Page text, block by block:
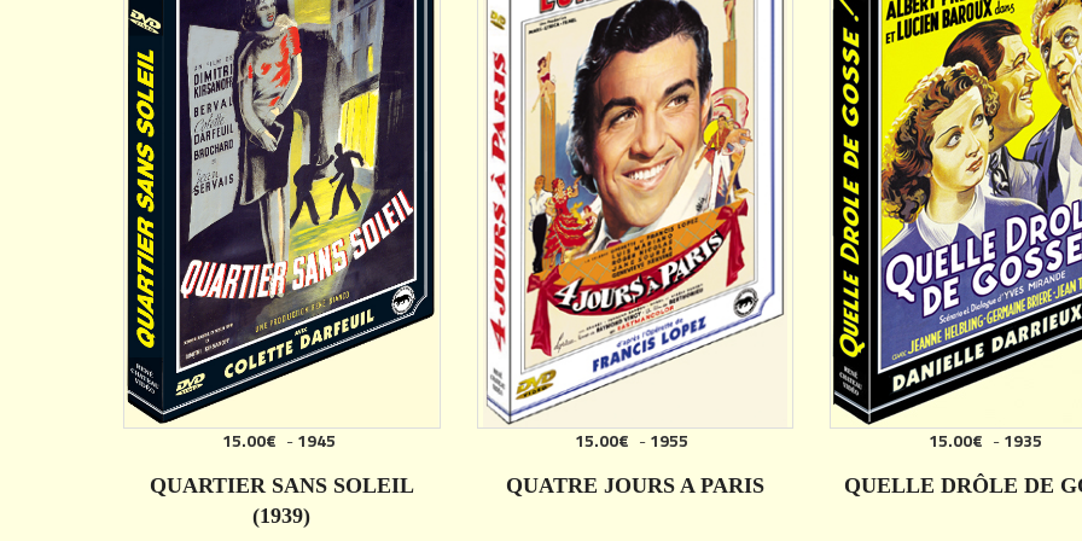
15.00€ -1945
QUARTIER SANS SOLEIL
(1939)
15.00€ -1955
QUATRE JOURS A PARIS
15.00€ -1935
QUELLE DRÔLE DE